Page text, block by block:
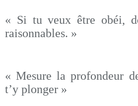
« Si tu veux être obéi,
raisonnables. »
« Mesure la profondeur
t’y plonger »